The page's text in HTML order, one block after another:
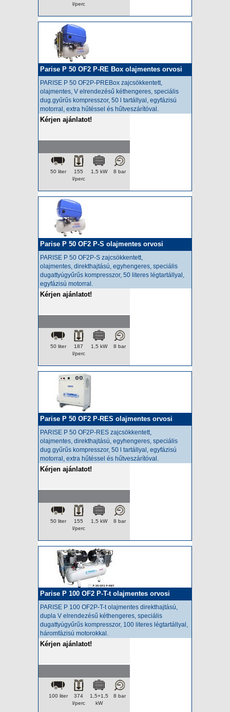
l/perc
Parise P 50 OF2 P-RE Box olajmentes orvosi
kompresszor
PARISE P 50 OF2P-PREBox zajcsökkentett,
olajmentes, V elrendezésű kéthengeres, speciális
dug.gyűrűs kompresszor, 50 l tartállyal, egyfázisú
motorral, extra hűtéssel és hűtveszárítóval.
Kérjen ajánlatot!
8 bar
1,5 kW
155
l/perc
50 liter
Parise P 50 OF2 P-S olajmentes orvosi
kompresszor
PARISE P 50 OF2P-S zajcsökkentett,
olajmentes, direkthajtású, egyhengeres, speciális
dugattyúgyűrűs kompresszor, 50 literes légtartállyal,
egyfázisú motorral.
Kérjen ajánlatot!
8 bar
1,5 kW
187
l/perc
50 liter
Parise P 50 OF2 P-RES olajmentes orvosi
kompresszor
PARISE P 50 OF2P-RES zajcsökkentett,
olajmentes, direkthajtású, egyhengeres, speciális
dug.gyűrűs kompresszor, 50 l tartállyal, egyfázisú
motorral, extra hűtéssel és hűtveszárítóval.
Kérjen ajánlatot!
8 bar
1,5 kW
155
l/perc
50 liter
Parise P 100 OF2 P-T-t olajmentes orvosi
kompresszor
PARISE P 100 OF2P-T-t olajmentes direkthajtású,
dupla V elrendezésű kéthengeres, speciális
dugattyúgyűrűs kompresszor, 100 literes légtartállyal,
háromfázisú motorokkal.
Kérjen ajánlatot!
8 bar
1,5+1,5
kW
374
l/perc
100 liter